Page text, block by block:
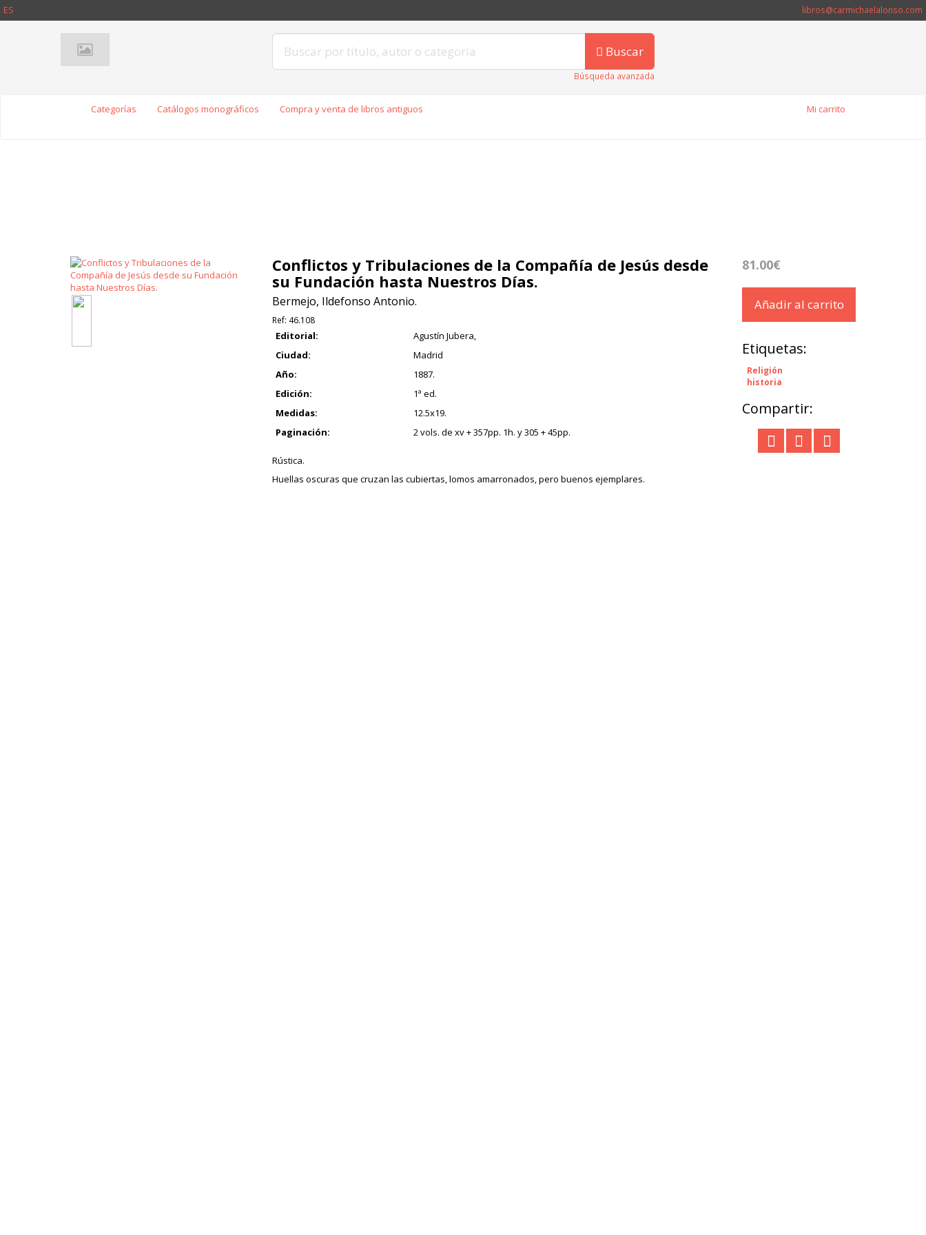
ES libros@carmichaelalonso.com
Buscar
Búsqueda avanzada
Categorías Catálogos monográficos Compra y venta de libros antiguos Mi carrito
Conflictos y Tribulaciones de la Compañía de Jesús desde
su Fundación hasta Nuestros Días.
Bermejo, Ildefonso Antonio.
Ref: 46.108
Editorial:
Agustín Jubera,
Ciudad:
Madrid
Año:
1887.
Edición:
1ª ed.
Medidas:
12.5x19.
Paginación:
2 vols. de xv + 357pp. 1h. y 305 + 45pp.
Rústica.
Huellas oscuras que cruzan las cubiertas, lomos amarronados, pero buenos ejemplares.
81.00€
Añadir al carrito
Etiquetas:
Religión
historia
Compartir: